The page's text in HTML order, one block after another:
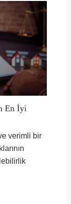
En İyi
verimli bir